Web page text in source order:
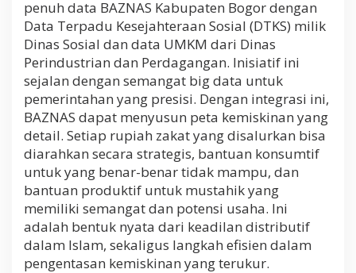
penuh data BAZNAS Kabupaten Bogor dengan
Data Terpadu Kesejahteraan Sosial (DTKS) milik
Dinas Sosial dan data UMKM dari Dinas
Perindustrian dan Perdagangan. Inisiatif ini
sejalan dengan semangat big data untuk
pemerintahan yang presisi. Dengan integrasi ini,
BAZNAS dapat menyusun peta kemiskinan yang
detail. Setiap rupiah zakat yang disalurkan bisa
diarahkan secara strategis, bantuan konsumtif
untuk yang benar-benar tidak mampu, dan
bantuan produktif untuk mustahik yang
memiliki semangat dan potensi usaha. Ini
adalah bentuk nyata dari keadilan distributif
dalam Islam, sekaligus langkah efisien dalam
pengentasan kemiskinan yang terukur.